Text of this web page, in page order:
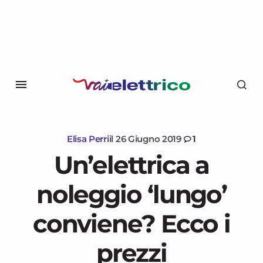
Elisa Perriil 26 Giugno 2019 1
Un’elettrica a
noleggio ‘lungo’
conviene? Ecco i
prezzi